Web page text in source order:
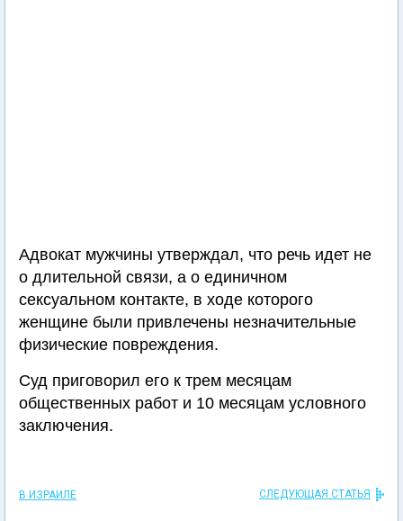
Адвокат мужчины утверждал, что речь идет не
о длительной связи, а о единичном
сексуальном контакте, в ходе которого
женщине были привлечены незначительные
физические повреждения.
Суд приговорил его к трем месяцам
общественных работ и 10 месяцам условного
заключения.
В ИЗРАИЛЕ СЛЕДУЮЩАЯ СТАТЬЯ